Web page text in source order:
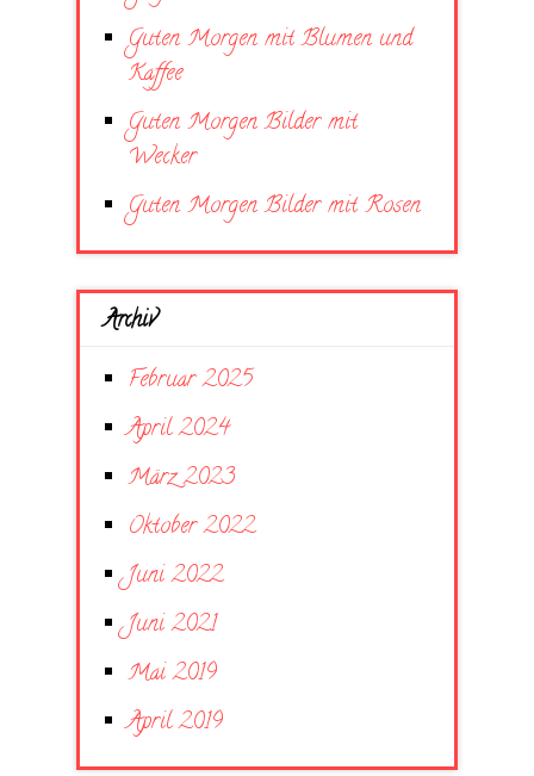
Guten Morgen mit Blumen und
Kaffee
Guten Morgen Bilder mit
Wecker
Guten Morgen Bilder mit Rosen
Archiv
Februar 2025
April 2024
März 2023
Oktober 2022
Juni 2022
Juni 2021
Mai 2019
April 2019